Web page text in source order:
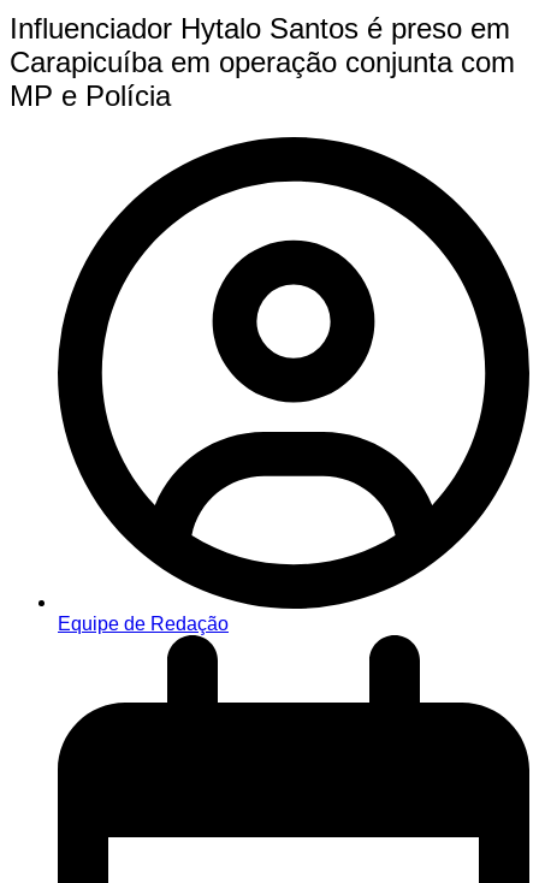
Influenciador Hytalo Santos é preso em
Carapicuíba em operação conjunta com
MP e Polícia
Equipe de Redação